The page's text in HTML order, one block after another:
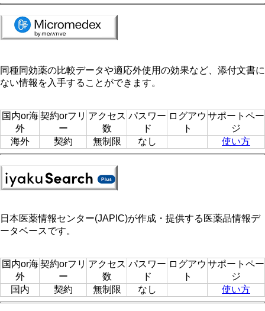
同種同効薬の比較データや適応外使用の効果など、添付文書に
ない情報を入手することができます。
国内or海
外
契約orフリ
ー
アクセス
数
パスワー
ド
ログアウ
ト
サポートペー
ジ
海外
契約 無制限 なし 使い方
日本医薬情報センター(JAPIC)が作成・提供する医薬品情報デ
ータベースです。
国内or海
外
契約orフリ
ー
アクセス
数
パスワー
ド
ログアウ
ト
サポートペー
ジ
国内
契約 無制限 なし 使い方